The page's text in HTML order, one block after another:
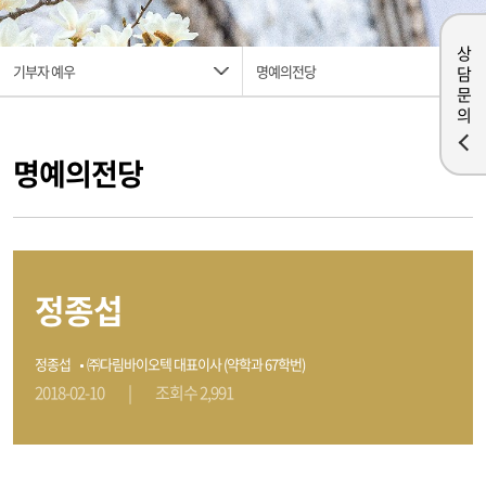
상담 문의
기부자 예우 명예의전당
명예의전당
정종섭
정종섭 ㈜다림바이오텍 대표이사 (약학과 67학번)
2018-02-10 | 조회수 2,991